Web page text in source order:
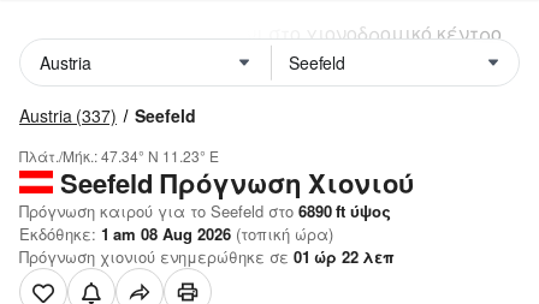
Austria (337) Seefeld
Πλάτ./Μήκ.:47.34° N 11.23° E
Seefeld Πρόγνωση Χιονιού
Πρόγνωση καιρού για το Seefeld στο 6890ft ύψος
Εκδόθηκε: 1 am 08 Aug 2026 (τοπική ώρα)
Πρόγνωση χιονιού ενημερώθηκε σε 01 ώρ 22 λεπ